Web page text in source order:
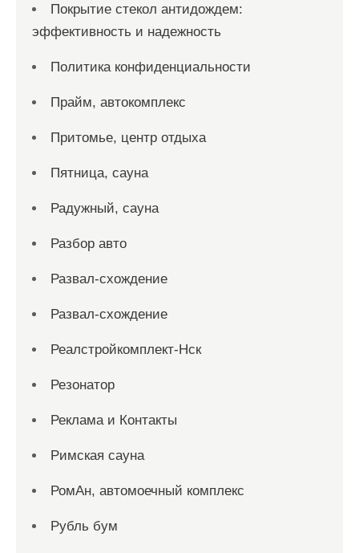
Покрытие стекол антидождем:
эффективность и надежность
Политика конфиденциальности
Прайм, автокомплекс
Притомье, центр отдыха
Пятница, сауна
Радужный, сауна
Разбор авто
Развал-схождение
Развал-схождение
Реалстройкомплект-Нск
Резонатор
Реклама и Контакты
Римская сауна
РомАн, автомоечный комплекс
Рубль бум